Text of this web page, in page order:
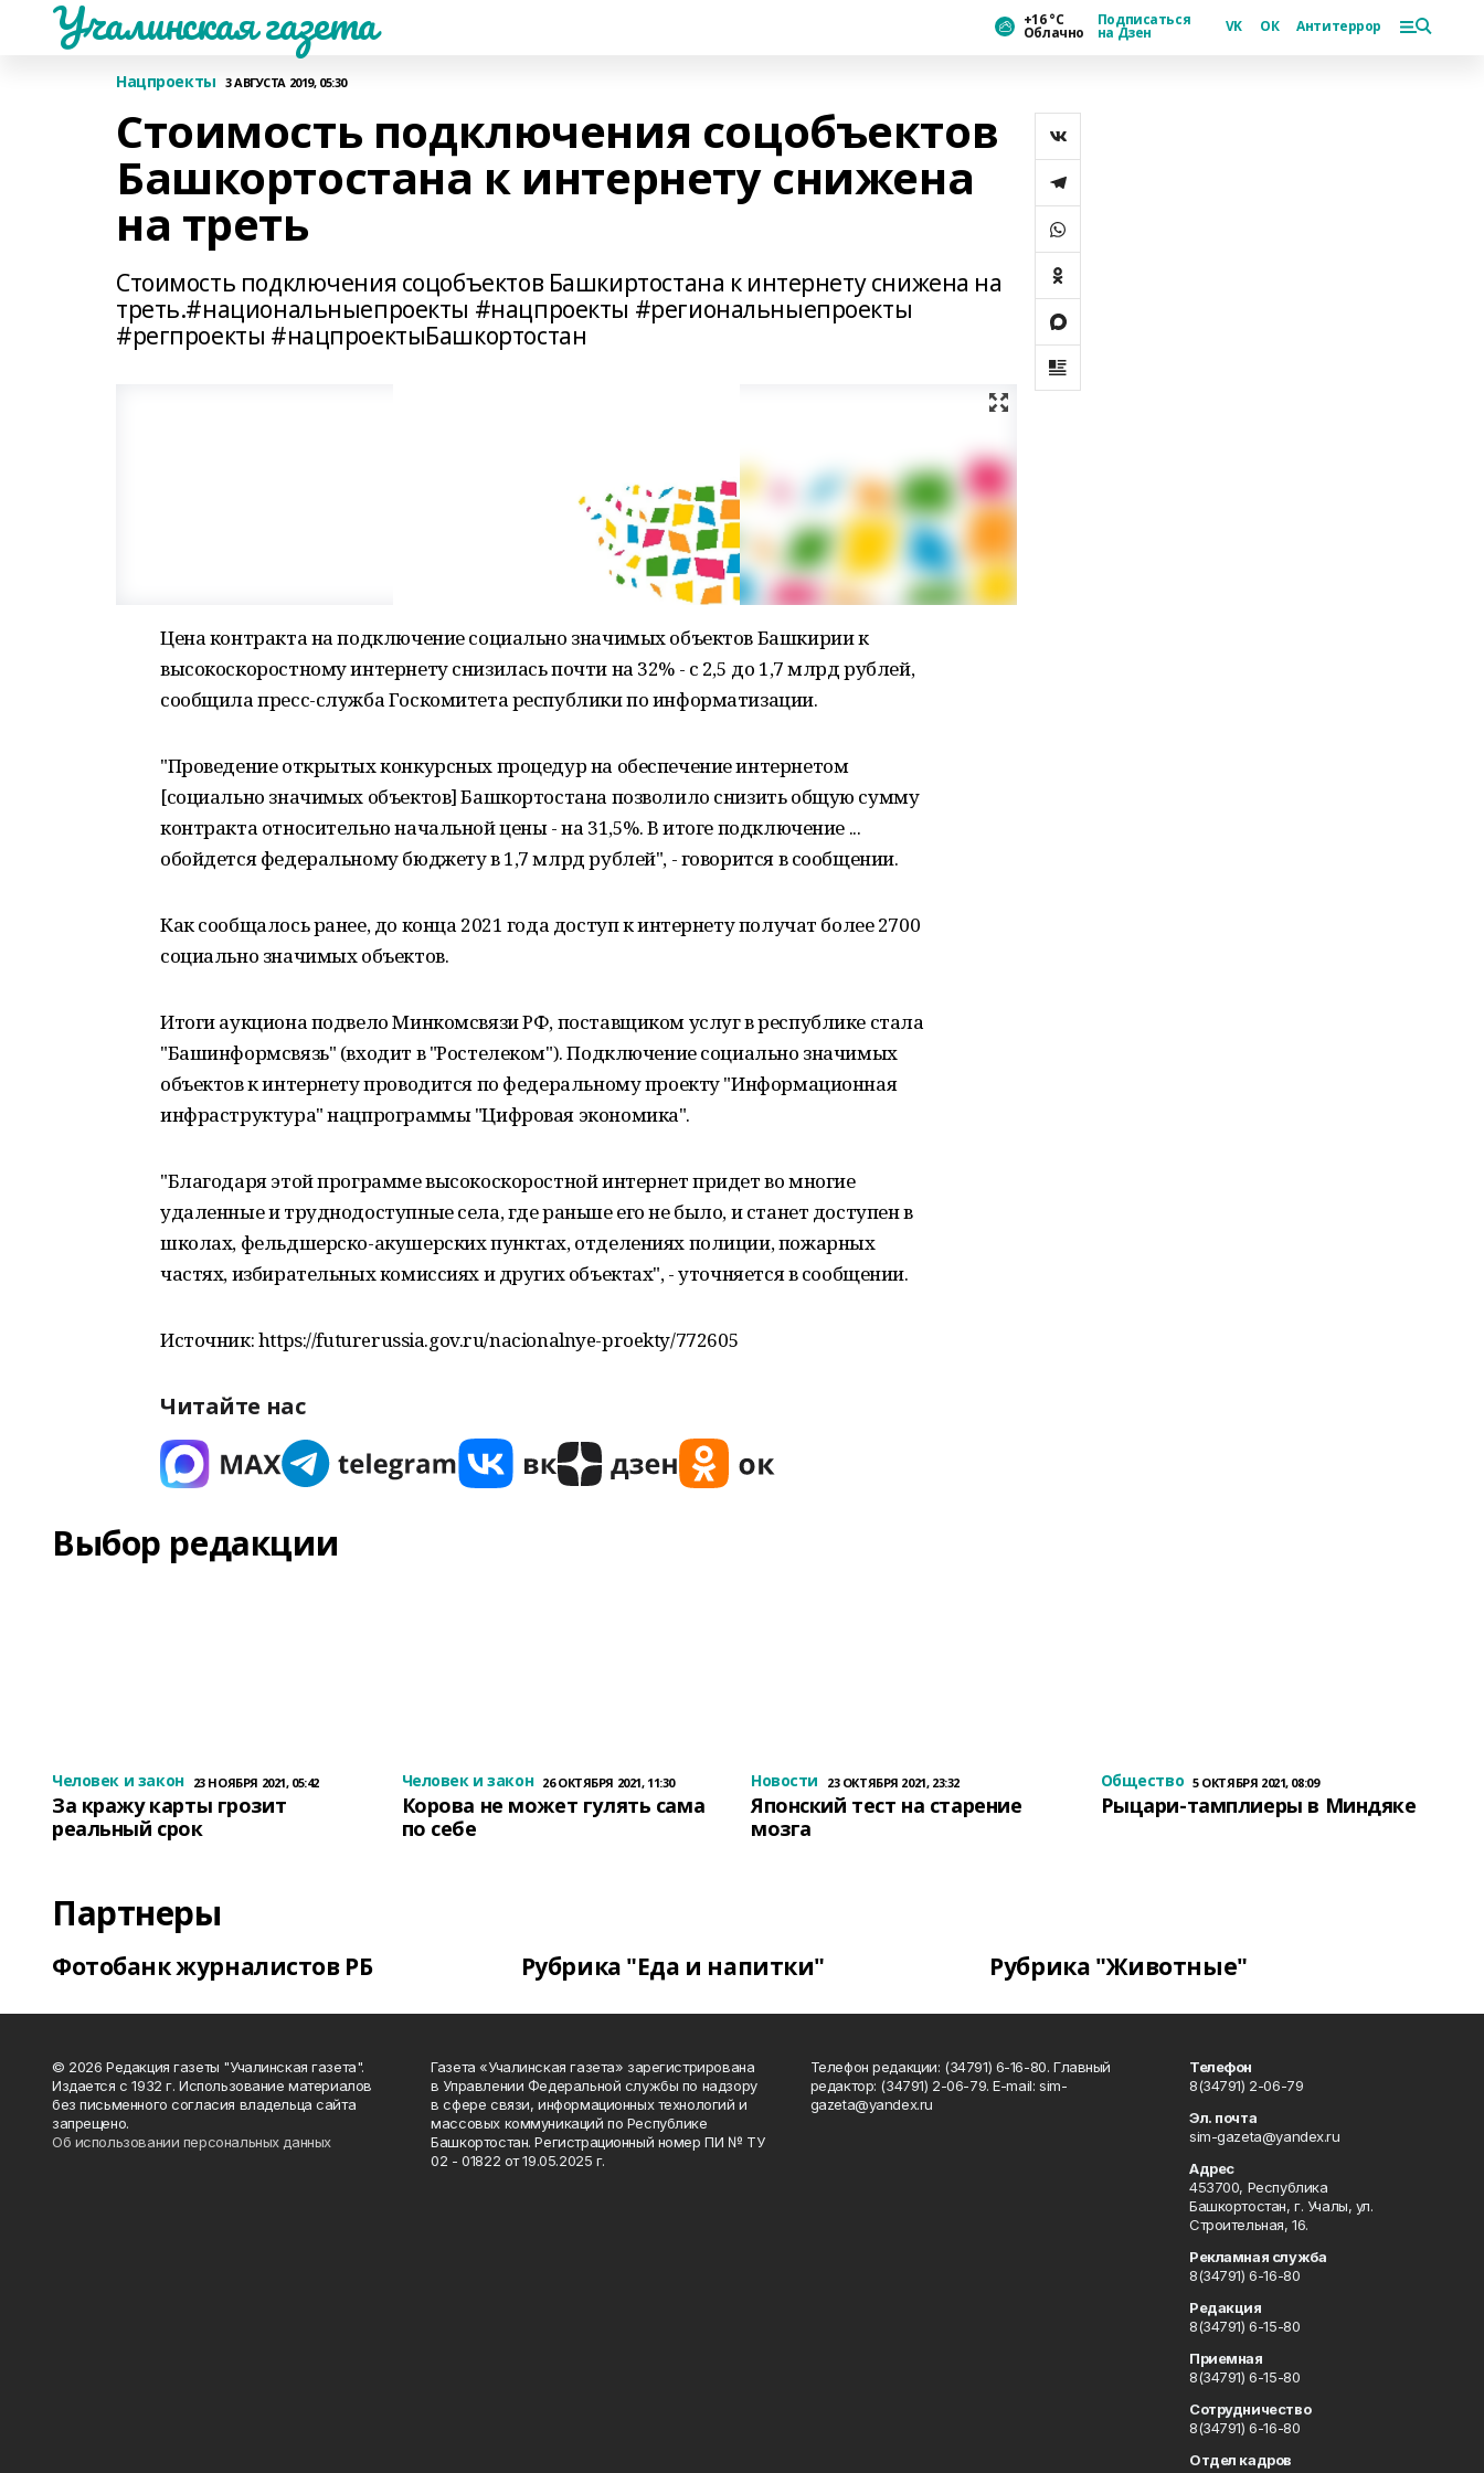
Учалинская газета +16 °С
Облачно
Подписаться
на Дзен VK ОК Антитеррор
Нацпроекты 3 АВГУСТА 2019, 05:30
Стоимость подключения соцобъектов
Башкортостана к интернету снижена
на треть
Стоимость подключения соцобъектов Башкиртостана к интернету снижена на
треть.#национальныепроекты #нацпроекты #региональныепроекты
#регпроекты #нацпроектыБашкортостан
Цена контракта на подключение социально значимых объектов Башкирии к
высокоскоростному интернету снизилась почти на 32% - с 2,5 до 1,7 млрд рублей,
сообщила пресс-служба Госкомитета республики по информатизации.
"Проведение открытых конкурсных процедур на обеспечение интернетом
[социально значимых объектов] Башкортостана позволило снизить общую сумму
контракта относительно начальной цены - на 31,5%. В итоге подключение ...
обойдется федеральному бюджету в 1,7 млрд рублей", - говорится в сообщении.
Как сообщалось ранее, до конца 2021 года доступ к интернету получат более 2700
социально значимых объектов.
Итоги аукциона подвело Минкомсвязи РФ, поставщиком услуг в республике стала
"Башинформсвязь" (входит в "Ростелеком"). Подключение социально значимых
объектов к интернету проводится по федеральному проекту "Информационная
инфраструктура" нацпрограммы "Цифровая экономика".
"Благодаря этой программе высокоскоростной интернет придет во многие
удаленные и труднодоступные села, где раньше его не было, и станет доступен в
школах, фельдшерско-акушерских пунктах, отделениях полиции, пожарных
частях, избирательных комиссиях и других объектах", - уточняется в сообщении.
Источник: https://futurerussia.gov.ru/nacionalnye-proekty/772605
Читайте нас
Выбор редакции
Человек и закон 23 НОЯБРЯ 2021, 05:42
За кражу карты грозит
реальный срок
Человек и закон 26 ОКТЯБРЯ 2021, 11:30
Корова не может гулять сама
по себе
Новости 23 ОКТЯБРЯ 2021, 23:32
Японский тест на старение
мозга
Общество 5 ОКТЯБРЯ 2021, 08:09
Рыцари-тамплиеры в Миндяке
Партнеры
Фотобанк журналистов РБ Рубрика "Еда и напитки" Рубрика "Животные"
© 2026 Редакция газеты "Учалинская газета".
Издается с 1932 г. Использование материалов
без письменного согласия владельца сайта
запрещено.
Об использовании персональных данных
Газета «Учалинская газета» зарегистрирована
в Управлении Федеральной службы по надзору
в сфере связи, информационных технологий и
массовых коммуникаций по Республике
Башкортостан. Регистрационный номер ПИ № ТУ
02 - 01822 от 19.05.2025 г.
Телефон редакции: (34791) 6-16-80. Главный
редактор: (34791) 2-06-79. Е-mаil: sim-
gazeta@yandex.ru
Телефон
8(34791) 2-06-79
Эл. почта
sim-gazeta@yandex.ru
Адрес
453700, Республика
Башкортостан, г. Учалы, ул.
Строительная, 16.
Рекламная служба
8(34791) 6-16-80
Редакция
8(34791) 6-15-80
Приемная
8(34791) 6-15-80
Сотрудничество
8(34791) 6-16-80
Отдел кадров